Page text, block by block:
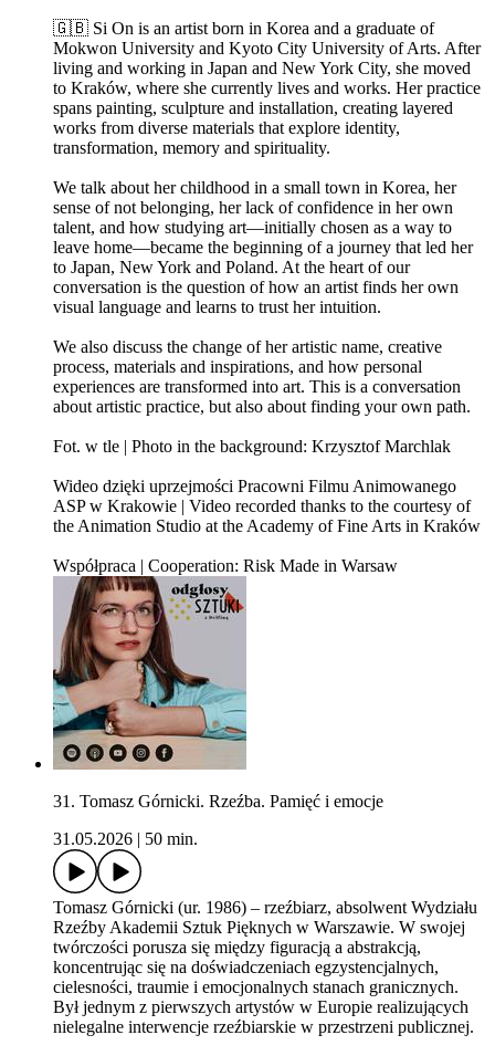
🇬🇧 Si On is an artist born in Korea and a graduate of
Mokwon University and Kyoto City University of Arts. After
living and working in Japan and New York City, she moved
to Kraków, where she currently lives and works. Her practice
spans painting, sculpture and installation, creating layered
works from diverse materials that explore identity,
transformation, memory and spirituality.
We talk about her childhood in a small town in Korea, her
sense of not belonging, her lack of confidence in her own
talent, and how studying art—initially chosen as a way to
leave home—became the beginning of a journey that led her
to Japan, New York and Poland. At the heart of our
conversation is the question of how an artist finds her own
visual language and learns to trust her intuition.
We also discuss the change of her artistic name, creative
process, materials and inspirations, and how personal
experiences are transformed into art. This is a conversation
about artistic practice, but also about finding your own path.
Fot. w tle | Photo in the background: Krzysztof Marchlak
Wideo dzięki uprzejmości Pracowni Filmu Animowanego
ASP w Krakowie | Video recorded thanks to the courtesy of
the Animation Studio at the Academy of Fine Arts in Kraków
Współpraca | Cooperation: Risk Made in Warsaw
31. Tomasz Górnicki. Rzeźba. Pamięć i emocje
31.05.2026
50 min.
Tomasz Górnicki (ur. 1986) – rzeźbiarz, absolwent Wydziału
Rzeźby Akademii Sztuk Pięknych w Warszawie. W swojej
twórczości porusza się między figuracją a abstrakcją,
koncentrując się na doświadczeniach egzystencjalnych,
cielesności, traumie i emocjonalnych stanach granicznych.
Był jednym z pierwszych artystów w Europie realizujących
nielegalne interwencje rzeźbiarskie w przestrzeni publicznej.